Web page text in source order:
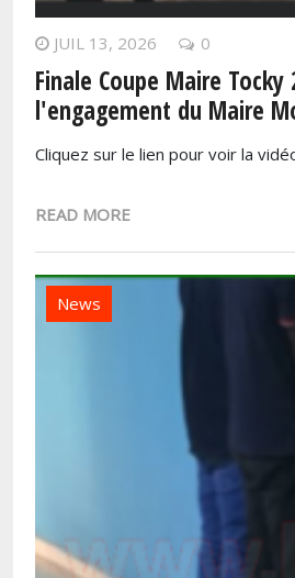
JUIL 13, 2026 0
Finale Coupe Maire
l'engagement du Maire
Cliquez sur le lien pour voir la
READ MORE
News